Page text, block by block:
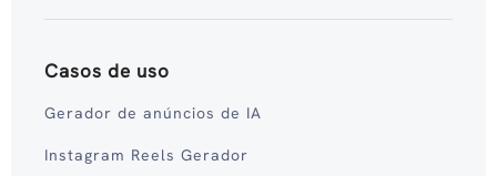
Casos de uso
Gerador de anúncios de IA
Instagram Reels Gerador